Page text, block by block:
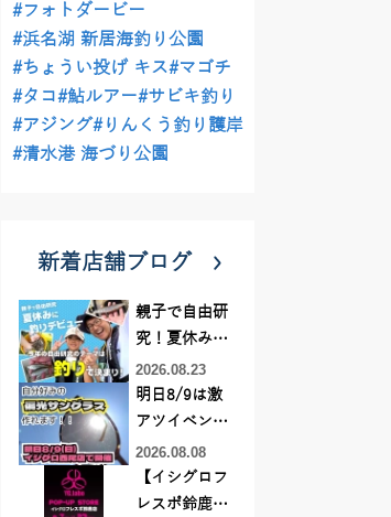
#フォトダービー
#浜名湖 新居海釣り公園
#ちょうい投げ キス#マゴチ
#タコ#鮎ルアー#サビキ釣り
#アジング#りんくう釣り護岸
#清水港 海づり公園
新着店舗ブログ
親子で自由研
究！夏休みに
釣りデビュー
2026.08.23
明日8/9は激
アツイベント
日！！！～オ
ーダー偏光グ
ラス受注会～
2026.08.08
【イシグロフ
レスポ鈴鹿